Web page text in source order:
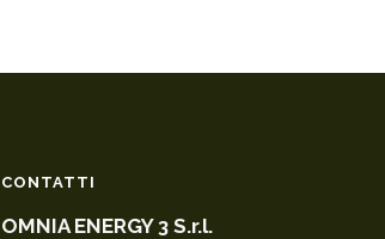
CONTATTI
OMNIA ENERGY 3 S.r.l.